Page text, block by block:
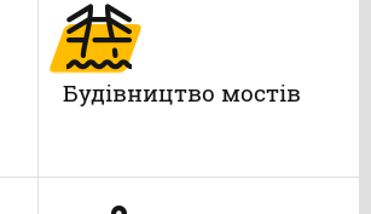
Будівництво мостів